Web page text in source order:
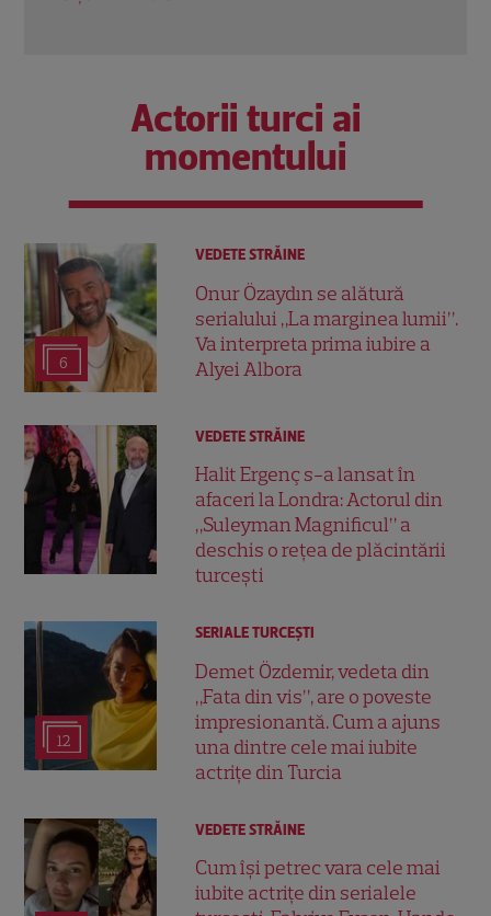
Actorii turci ai
momentului
6
VEDETE STRĂINE
Onur Özaydın se alătură
serialului „La marginea lumii”.
Va interpreta prima iubire a
Alyei Albora
VEDETE STRĂINE
Halit Ergenç s-a lansat în
afaceri la Londra: Actorul din
„Suleyman Magnificul” a
deschis o rețea de plăcintării
turcești
12
SERIALE TURCEŞTI
Demet Özdemir, vedeta din
„Fata din vis”, are o poveste
impresionantă. Cum a ajuns
una dintre cele mai iubite
actrițe din Turcia
VEDETE STRĂINE
Cum își petrec vara cele mai
iubite actrițe din serialele